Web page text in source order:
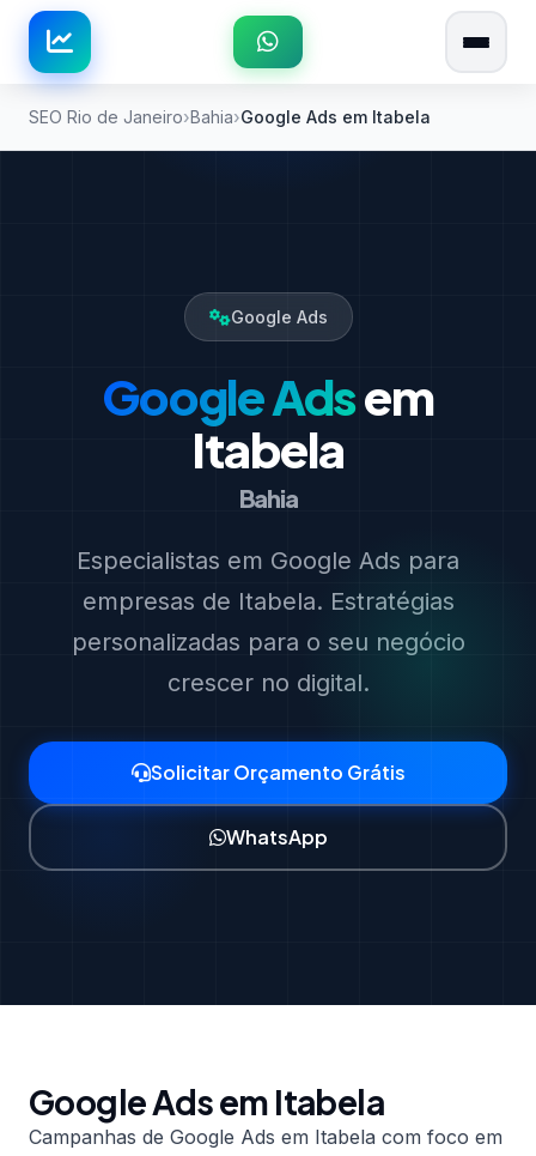
SEO Rio de Janeiro Bahia Google Ads em Itabela
Google Ads
Google Adsem
Itabela
Bahia
Especialistas em Google Ads para
empresas de Itabela. Estratégias
personalizadas para o seu negócio
crescer no digital.
Solicitar Orçamento Grátis
WhatsApp
Google Ads em Itabela
Campanhas de Google Ads em Itabela com foco em